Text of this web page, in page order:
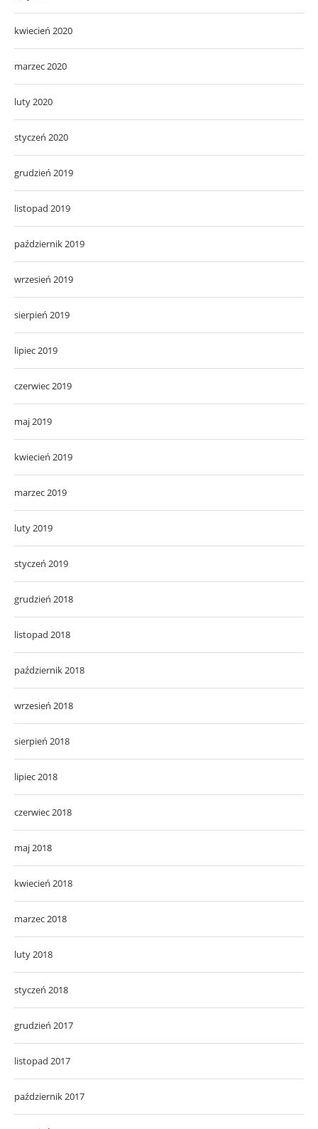
kwiecień 2020
marzec 2020
luty 2020
styczeń 2020
grudzień 2019
listopad 2019
październik 2019
wrzesień 2019
sierpień 2019
lipiec 2019
czerwiec 2019
maj 2019
kwiecień 2019
marzec 2019
luty 2019
styczeń 2019
grudzień 2018
listopad 2018
październik 2018
wrzesień 2018
sierpień 2018
lipiec 2018
czerwiec 2018
maj 2018
kwiecień 2018
marzec 2018
luty 2018
styczeń 2018
grudzień 2017
listopad 2017
październik 2017